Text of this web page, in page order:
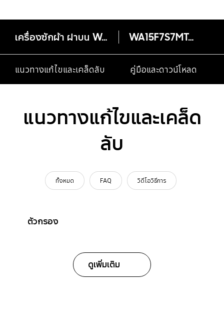
เครื่องซักผ้า ฝาบน WA15F7S7MTA/ST Wobble Diamond Drum WA15F7S7MTA/ST
แนวทางแก้ไขและเคล็ดลับ คู่มือและดาวน์โหลด
แนวทางแก้ไขและเคล็ด
ลับ
ทั้งหมด FAQ วิดีโอวิธีการ
ตัวกรอง
ดูเพิ่มเติม